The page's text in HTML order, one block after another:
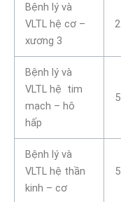
Bệnh lý và
VLTL hệ cơ –
xương 3
2
Bệnh lý và
VLTL hệ tim
mạch – hô
hấp
5
Bệnh lý và
VLTL hệ thần
kinh – cơ
5